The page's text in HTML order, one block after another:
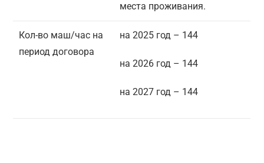
места проживания.
Кол-во маш/час на
период договора
на 2025 год – 144
на 2026 год – 144
на 2027 год – 144